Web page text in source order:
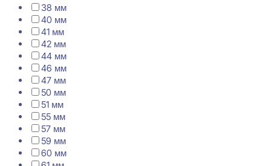
38 мм
40 мм
41 мм
42 мм
44 мм
46 мм
47 мм
50 мм
51 мм
55 мм
57 мм
59 мм
60 мм